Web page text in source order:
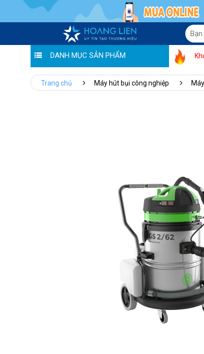
DANH MỤC SẢN PHẨM
Trang chủ Máy hút bụi công nghiệp